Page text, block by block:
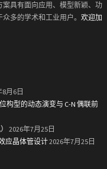
具有面向应用、模型新颖、功
多的学术和工业用户。 欢迎加
8月6日
构型的动态演变与 C-N 偶联前
2026年7月25日
应晶体管设计2026年7月25日